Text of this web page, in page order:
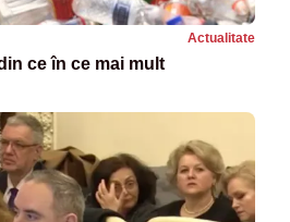
Actualitate
ce în ce mai mult